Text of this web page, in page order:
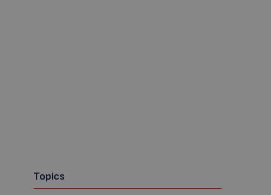
Topics